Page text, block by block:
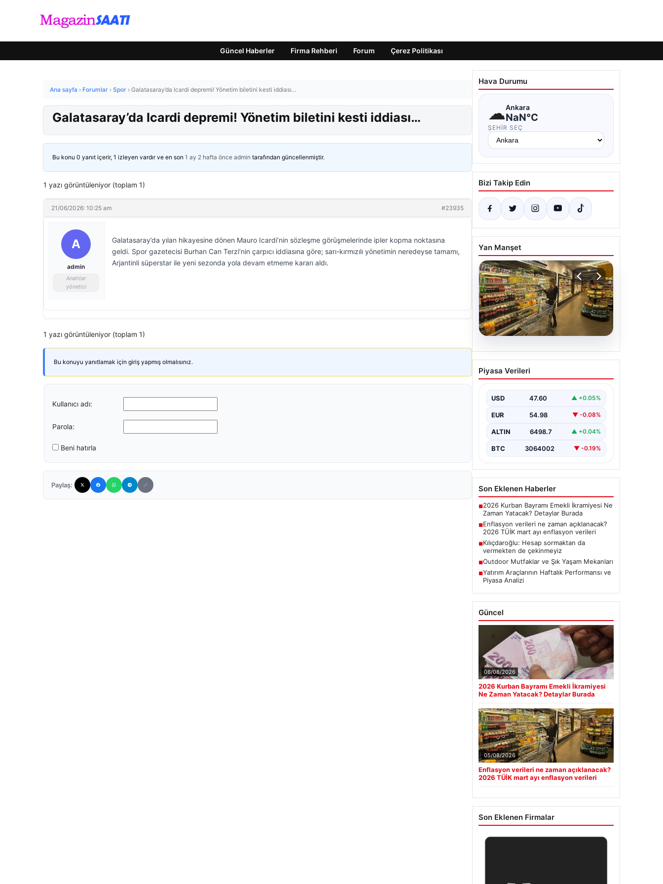
Güncel Haberler Firma Rehberi Forum Çerez Politikası
Ana sayfa › Forumlar › Spor › Galatasaray’da Icardi depremi! Yönetim biletini kesti iddiası…
Galatasaray’da Icardi depremi! Yönetim biletini kesti iddiası…
Bu konu 0 yanıt içerir, 1 izleyen vardır ve en son 1 ay 2 hafta önce admin tarafından güncellenmiştir.
1 yazı görüntüleniyor (toplam 1)
21/06/2026: 10:25 am #23935
A
admin
Anahtar
yönetici
Galatasaray’da yılan hikayesine dönen Mauro Icardi’nin sözleşme görüşmelerinde ipler kopma noktasına
geldi. Spor gazetecisi Burhan Can Terzi’nin çarpıcı iddiasına göre; sarı-kırmızılı yönetimin neredeyse tamamı,
Arjantinli süperstar ile yeni sezonda yola devam etmeme kararı aldı.
1 yazı görüntüleniyor (toplam 1)
Bu konuyu yanıtlamak için giriş yapmış olmalısınız.
Kullanıcı adı:
Parola:
Beni hatırla
Paylaş:
Hava Durumu
☁Ankara
NaN°C
ŞEHIR SEÇ
Bizi Takip Edin
Yan Manşet
Enflasyon verileri ne
zaman açıklanacak? 2026
verileri
Piyasa Verileri
USD 47.60 ▲ +0.05%
EUR 54.98 ▼ -0.08%
ALTIN 6498.7 ▲ +0.04%
BTC 3064002 ▼ -0.19%
Son Eklenen Haberler
■2026 Kurban Bayramı Emekli İkramiyesi Ne
Zaman Yatacak? Detaylar Burada
■Enflasyon verileri ne zaman açıklanacak?
2026 TÜİK mart ayı enflasyon verileri
■Kılıçdaroğlu: Hesap sormaktan da
vermekten de çekinmeyiz
■Outdoor Mutfaklar ve Şık Yaşam Mekanları
■Yatırım Araçlarının Haftalık Performansı ve
Piyasa Analizi
Güncel
06/08/2026
2026 Kurban Bayramı Emekli İkramiyesi
Ne Zaman Yatacak? Detaylar Burada
05/08/2026
Enflasyon verileri ne zaman açıklanacak?
2026 TÜİK mart ayı enflasyon verileri
Son Eklenen Firmalar